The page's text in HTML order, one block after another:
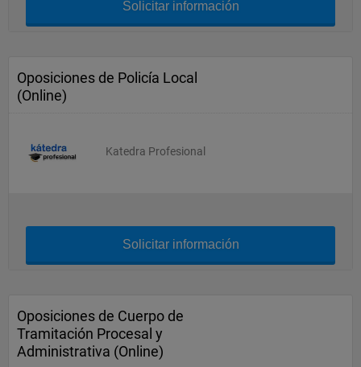
Solicitar información
Oposiciones de Policía Local
(Online)
Katedra Profesional
Solicitar información
Oposiciones de Cuerpo de
Tramitación Procesal y
Administrativa (Online)